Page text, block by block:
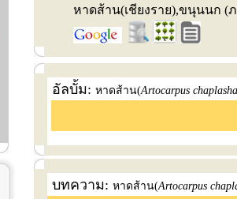
หาดส้าน(เชียงราย),ขนุนนก (
อัลบั้ม: หาดส้าน(Artocarpus chaplasha
บทความ: หาดส้าน(Artocarpus